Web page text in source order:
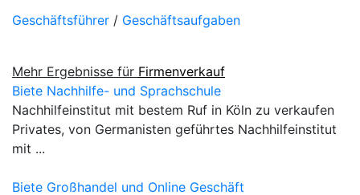
Geschäftsführer / Geschäftsaufgaben
Mehr Ergebnisse für Firmenverkauf
Biete Nachhilfe- und Sprachschule
Nachhilfeinstitut mit bestem Ruf in Köln zu verkaufen
Privates, von Germanisten geführtes Nachhilfeinstitut
mit ...
Biete Großhandel und Online Geschäft